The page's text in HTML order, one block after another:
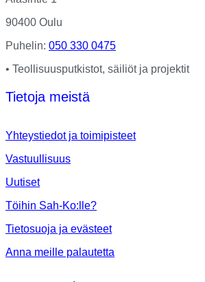
90400 Oulu
Puhelin: 050 330 0475
• Teollisuusputkistot, säiliöt ja projektit
Tietoja meistä
Yhteystiedot ja toimipisteet
Vastuullisuus
Uutiset
Töihin Sah-Ko:lle?
Tietosuoja ja evästeet
Anna meille palautetta